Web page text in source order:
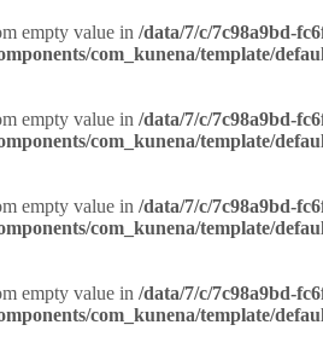
empty value in /data/7/c/7c98a9bd-
com_kunena/template/
empty value in /data/7/c/7c98a9bd-
com_kunena/template/
empty value in /data/7/c/7c98a9bd-
com_kunena/template/
empty value in /data/7/c/7c98a9bd-
com_kunena/template/